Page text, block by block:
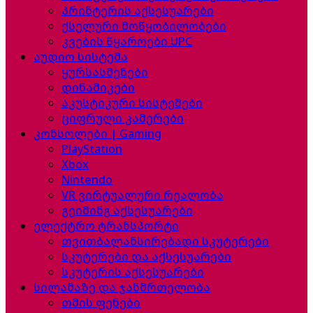
პრინტერის აქსესუარები
ქსელური მოწყობილობები
კვების წყაროები UPC
აუდიო სისტემა
ყურსასმენები
დინამიკები
აკუსტიკური სისტემები
ციფრული კამერები
კონსოლები | Gaming
PlayStation
Xbox
Nintendo
VR ვირტუალური რეალობა
გეიმინგ აქსესუარები
ელექტრო ტრანსპორტი
თვითბალანსირებადი სკუტერები
სკუტერები და აქსესუარები
სკუტერის აქსესუარები
სილამაზე და ჯანმრთელობა
თმის ფენები